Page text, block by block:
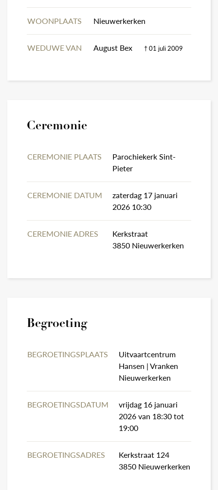
WOONPLAATS Nieuwerkerken
WEDUWE VAN August Bex † 01 juli 2009
Ceremonie
CEREMONIE PLAATS
Parochiekerk Sint-
Pieter
CEREMONIE DATUM
zaterdag 17 januari
2026 10:30
CEREMONIE ADRES
Kerkstraat
3850 Nieuwerkerken
Begroeting
BEGROETINGSPLAATS
Uitvaartcentrum
Hansen | Vranken
Nieuwerkerken
BEGROETINGSDATUM
vrijdag 16 januari
2026 van 18:30 tot
19:00
BEGROETINGSADRES
Kerkstraat 124
3850 Nieuwerkerken